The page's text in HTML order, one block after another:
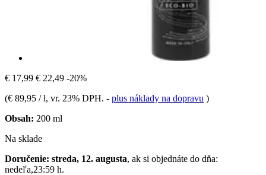
€ 17,99 € 22,49 -20%
(€ 89,95 / l, vr. 23% DPH. - plus náklady na dopravu )
Obsah: 200 ml
Na sklade
Doručenie: streda, 12. augusta, ak si objednáte do dňa:
nedeľa,23:59 h.